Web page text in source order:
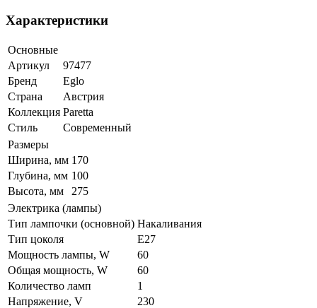
Характеристики
Основные
Артикул
97477
Бренд
Eglo
Страна
Австрия
Коллекция Paretta
Стиль
Современный
Размеры
Ширина, мм 170
Глубина, мм 100
Высота, мм
275
Электрика (лампы)
Тип лампочки (основной) Накаливания
Тип цоколя
E27
Мощность лампы, W
60
Общая мощность, W
60
Количество ламп
1
Напряжение, V
230